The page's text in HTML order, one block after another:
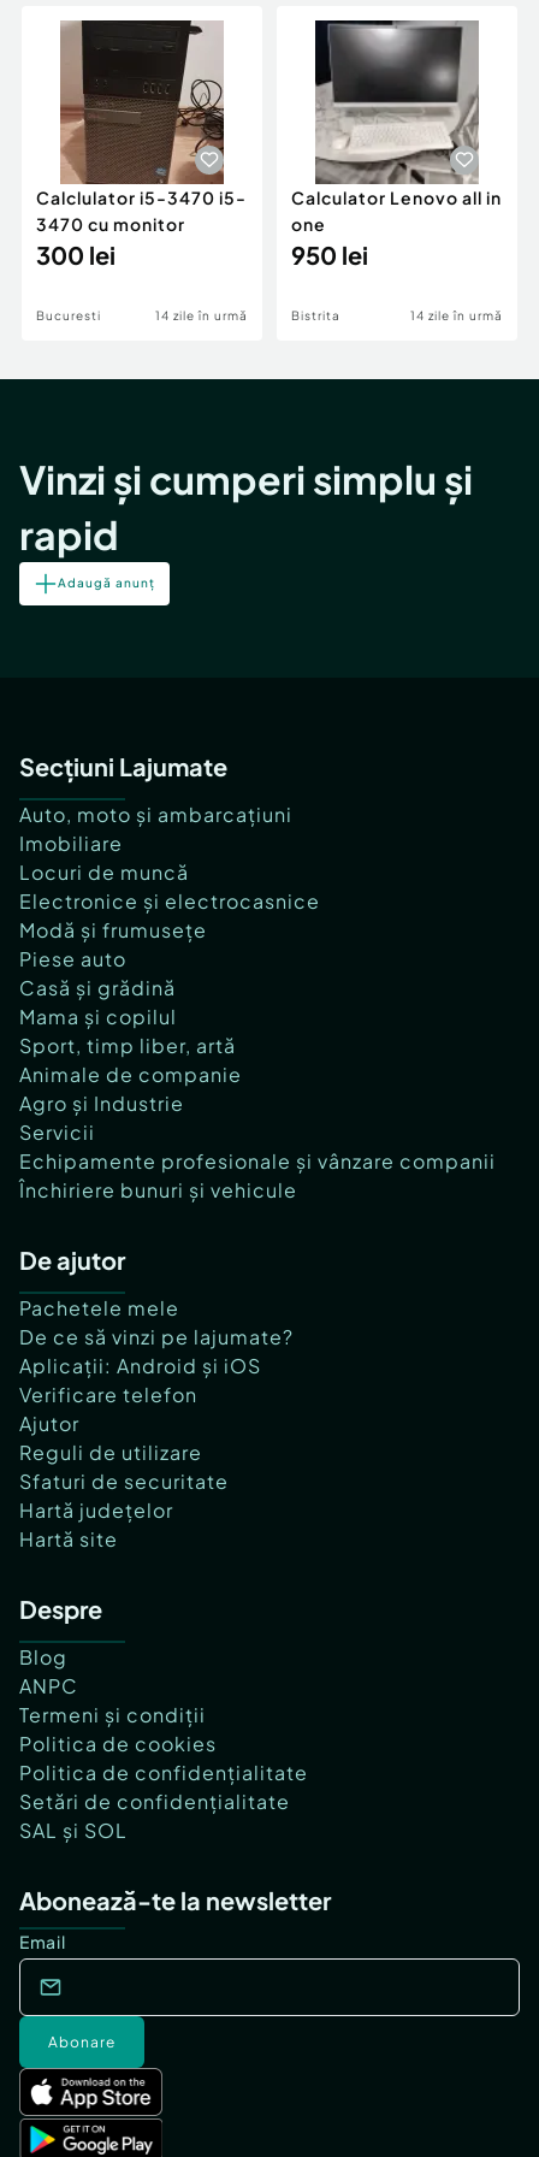
Servicii
Animale de companie
Afaceri și echipamente profesionale
Inchiriere Bunuri si Vehicule
Utilaje agricole si industriale
Piese auto si accesorii
Dacia Duster
Calclulator i5-3470 i5-
3470 cu monitor
300 lei
Bucuresti 14 zile în urmă
Calculator Lenovo all in
one
950 lei
Bistrita 14 zile în urmă
Vinzi și cumperi simplu și
rapid
Adaugă anunț
Secțiuni Lajumate
Auto, moto și ambarcațiuni
Imobiliare
Locuri de muncă
Electronice și electrocasnice
Modă și frumusețe
Piese auto
Casă și grădină
Mama și copilul
Sport, timp liber, artă
Animale de companie
Agro și Industrie
Servicii
Echipamente profesionale și vânzare companii
Închiriere bunuri și vehicule
De ajutor
Pachetele mele
De ce să vinzi pe lajumate?
Aplicații: Android și iOS
Verificare telefon
Ajutor
Reguli de utilizare
Sfaturi de securitate
Hartă județelor
Hartă site
Despre
Blog
ANPC
Termeni și condiții
Politica de cookies
Politica de confidențialitate
Setări de confidențialitate
SAL și SOL
Abonează-te la newsletter
Email
Abonare